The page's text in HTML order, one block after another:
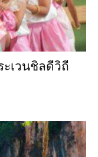
เวนชิลดีวิถี